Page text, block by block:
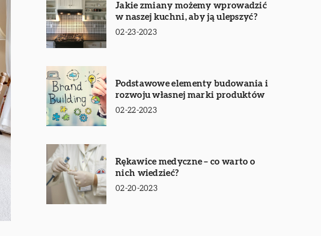
Jakie zmiany możemy wprowadzić
w naszej kuchni, aby ją ulepszyć?
02-23-2023
Podstawowe elementy budowania i
rozwoju własnej marki produktów
02-22-2023
Rękawice medyczne – co warto o
nich wiedzieć?
02-20-2023